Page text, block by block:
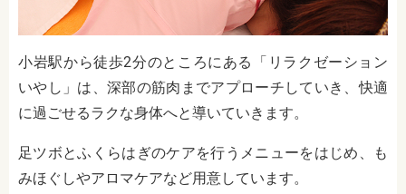
小岩駅から徒歩2分のところにある「リラクゼーション
いやし」は、深部の筋肉までアプローチしていき、快適
に過ごせるラクな身体へと導いていきます。
足ツボとふくらはぎのケアを行うメニューをはじめ、も
みほぐしやアロマケアなど用意しています。